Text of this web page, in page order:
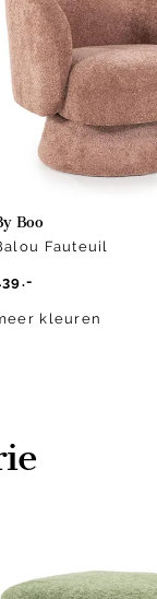
Boo
Fauteuil
kleuren